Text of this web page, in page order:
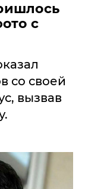
с
со своей
вызвав